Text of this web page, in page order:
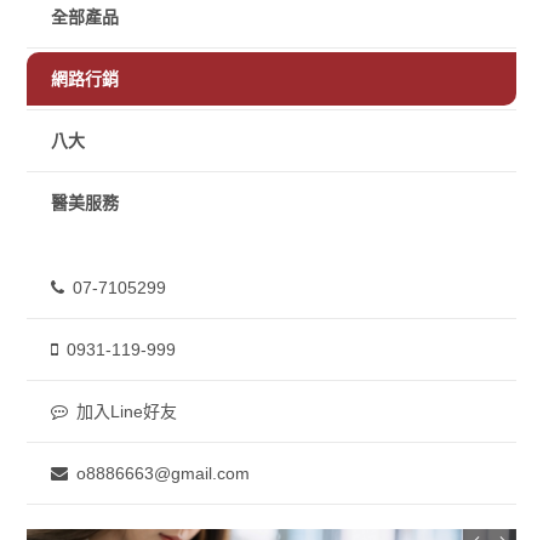
全部產品
網路行銷
八大
醫美服務
07-7105299
0931-119-999
加入Line好友
o8886663@gmail.com